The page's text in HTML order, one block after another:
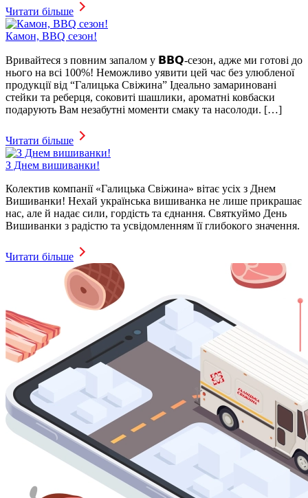
Читати більше
Камон, BBQ сезон!
Вривайтеся з повним запалом у 𝗕𝗕𝗤-сезон, адже ми готові до
нього на всі 100%! Неможливо уявити цей час без улюбленої
продукції від “Галицька Свіжина” Ідеально замариновані
стейки та реберця, соковиті шашлики, ароматні ковбаски
подарують Вам незабутні моменти смаку та насолоди. […]
Читати більше
З Днем вишиванки!
Колектив компанії «Галицька Свіжина» вітає усіх з Днем
Вишиванки! Нехай українська вишиванка не лише прикрашає
нас, але й надає сили, гордість та єднання. Святкуймо День
Вишиванки з радістю та усвідомленням її глибокого значення.
Читати більше